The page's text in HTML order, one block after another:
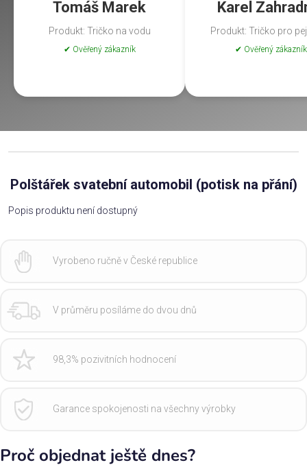
Tomáš Marek
Produkt: Tričko na vodu
✔ Ověřený zákazník
Karel
Produkt: Tričko pro
✔ Ověřený zákazník
Polštářek svatební automobil (potisk na přání)
Popis produktu není dostupný
Vyrobeno ručně v České republice
V průměru posíláme do dvou dnů
98,3% pozivitních hodnocení
Garance spokojenosti na všechny výrobky
Proč objednat ještě dnes?